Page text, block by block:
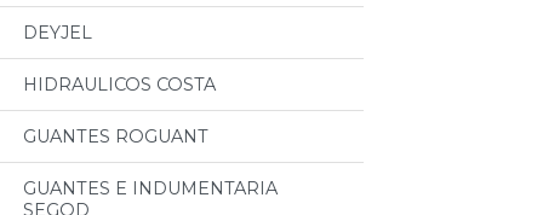
DEYJEL
HIDRAULICOS COSTA
GUANTES ROGUANT
GUANTES E INDUMENTARIA
SEGOD